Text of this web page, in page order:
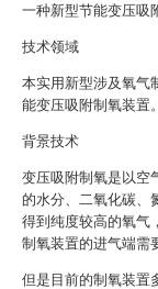
一种新型节能变压吸
技术领域
本实用新型涉及氧气
能变压吸附制氧装置。
背景技术
变压吸附制氧是以空
的水分、二氧化碳、
得到纯度较高的氧气
制氧装置的进气端需
但是目前的制氧装置